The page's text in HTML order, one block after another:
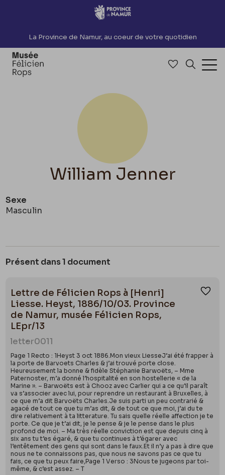
Accèder directement au contenu
La Province de Namur, au coeur de votre quotidien
Accéder à
William Jenner
Sexe
Masculin
Présent dans 1 document
Lettre de Félicien Rops à [Henri]
Liesse. Heyst, 1886/10/03. Province
de Namur, musée Félicien Rops,
LEpr/13
letter0011
Page 1 Recto : 1Heyst 3 oct 1886.Mon vieux LiesseJ’ai été frapper à
la porte de Barvoets Charles & j’ai trouvé porte close.
Heureusement la bonne & fidèle Stéphanie Barwoëts, – Mme
Paternoster, m’a donné l’hospitalité en son hostellerie « de la
Marine ». – Barwoëts est à Chooz avec Carlier qui a ce qu’il paraît
va s’associer avec lui, pour reprendre un restaurant à Bruxelles, à
ce que m’a dit Barvoëts Charles.Je suis parti un peu contrarié &
agacé de tout ce que tu m’as dit, & de tout ce que moi, j’ai du te
dire relativement à ta litterature. Tu sais quelle réelle affection je te
porte. Ce que je t’ai dit, je le pense & je le pense dans le plus
profond de moi. – Ma très réelle conviction est que depuis cinq à
six ans tu t’es égaré, & que tu continues à t’égarer avec
l’entêtement des gens qui sont dans le faux.Et il n’y a pas à dire que
nous ne te connaissons pas, que nous ne savons pas ce que tu
fais, ce que tu peux faire,Page 1 Verso : 3Nous te jugeons par toi-
même, & c’est assez. – T